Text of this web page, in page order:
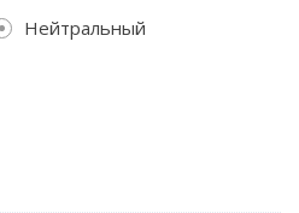
Нейтральный